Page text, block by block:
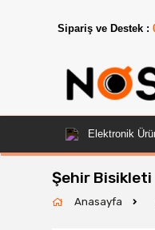
Sipariş ve Destek :
Elektronik
Şehir Bisikleti
Anasayfa